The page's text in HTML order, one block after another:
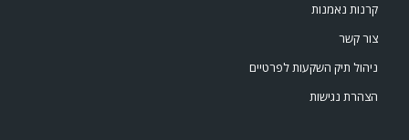
קרנות נאמנות
צור קשר
ניהול תיק השקעות לפרטיים
הצהרת נגישות